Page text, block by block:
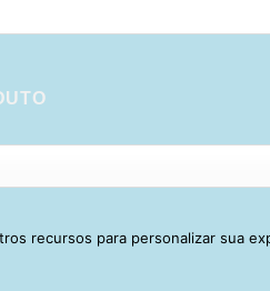
recursos para personalizar sua